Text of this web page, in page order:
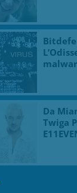
Da
Twiga